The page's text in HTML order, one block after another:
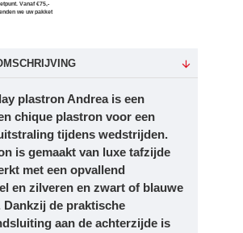
Vanaf €75,-
we uw pakket
plastron Andreais een
chique plastron voor een
tijdens wedstrijden.
is gemaakt van luxe tafzijde
met een opvallend
en zilveren en zwart of blauwe
Dankzij de praktische
aan de achterzijde is